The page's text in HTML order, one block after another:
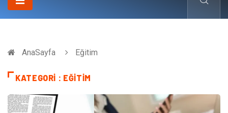
AnaSayfa Eğitim
KATEGORI : EĞITIM